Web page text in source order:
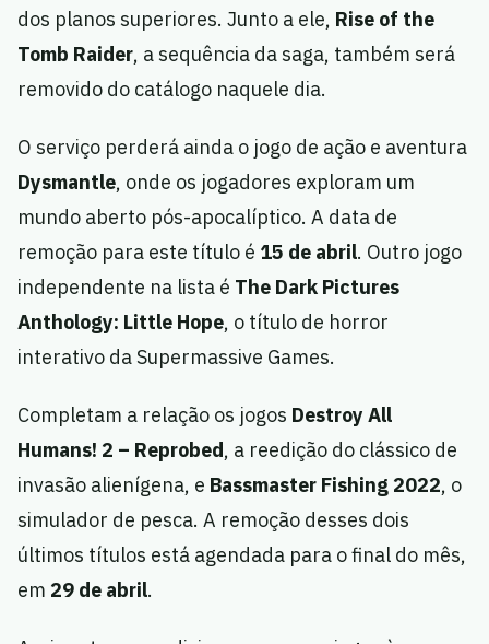
dos planos superiores. Junto a ele, Rise of the
Tomb Raider, a sequência da saga, também será
removido do catálogo naquele dia.
O serviço perderá ainda o jogo de ação e aventura
Dysmantle, onde os jogadores exploram um
mundo aberto pós-apocalíptico. A data de
remoção para este título é 15 de abril. Outro jogo
independente na lista é The Dark Pictures
Anthology: Little Hope, o título de horror
interativo da Supermassive Games.
Completam a relação os jogos Destroy All
Humans! 2 – Reprobed, a reedição do clássico de
invasão alienígena, e Bassmaster Fishing 2022, o
simulador de pesca. A remoção desses dois
últimos títulos está agendada para o final do mês,
em 29 de abril.